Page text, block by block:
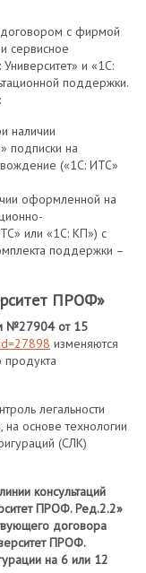
договором с фирмой
сервисное
и «1С:
поддержки.
наличии
подписки на
(«1С: ИТС»
оформленной на
или «1С: КП») с
поддержки –
ПРОФ»
№27904 от 15
изменяются
легальности
основе технологии
(СЛК)
консультаций
ПРОФ. Ред.2.2»
договора
ПРОФ.
на 6 или 12